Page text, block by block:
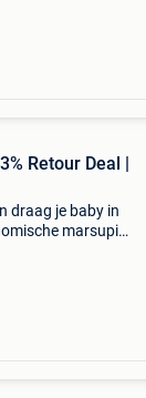
Retour Deal |
draag je baby in
marsupi